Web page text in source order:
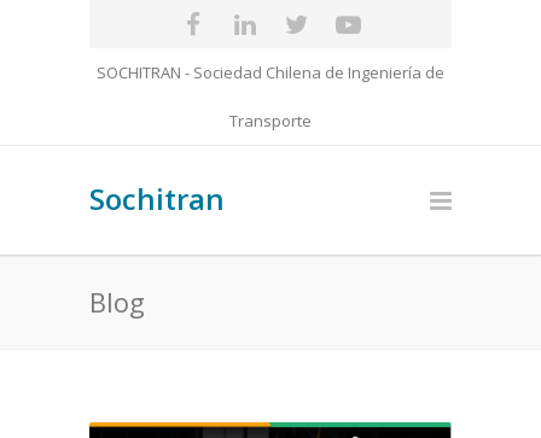
SOCHITRAN - Sociedad Chilena de Ingeniería de
Transporte
Sochitran
Blog